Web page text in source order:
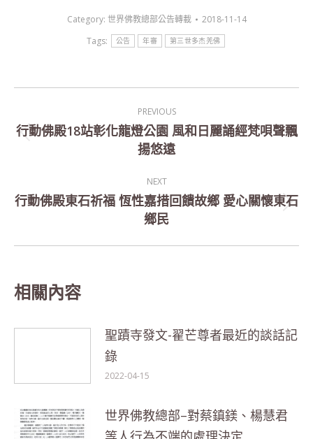
Category: 世界佛教總部公告轉載
2018-11-14
Tags:
公告 年審 第三世多杰羌佛
navigation
PREVIOUS
Previous
行動佛殿18站彰化龍燈公園 風和日麗誦經梵唄聲飄
揚悠遠
NEXT
Next
行動佛殿東石祈福 恆性嘉措回饋故鄉 愛心關懷東石
鄉民
相關內容
聖蹟寺發文-翟芒尊者最近的談話記
錄
2022-04-15
世界佛教總部–對蔡鎮鎂、楊慧君